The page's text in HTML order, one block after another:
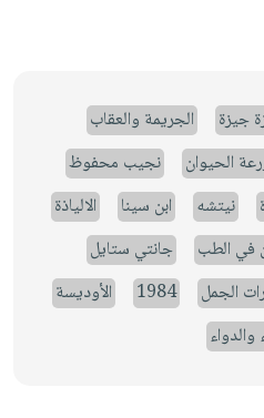
جيزة
الجريمة والعقاب
الحيوان
نجيب محفوظ
نيتشه ابن سينا
الالياذة
في الطب
جانتي ستايل
الجمل 1984
الأوديسة
والدواء